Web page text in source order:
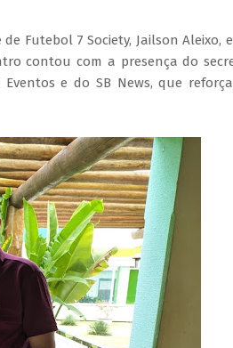
Futebol 7 Society, Jailson Aleixo,
contou com a presença do
e do SB News, que